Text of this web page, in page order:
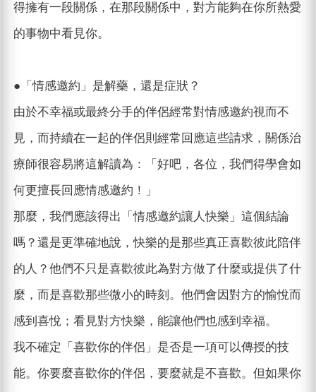
得擁有一段關係，在那段關係中，對方能夠在你所熱愛
的事物中看見你。
●「情感邀約」是解藥，還是症狀？
由於不幸福或最終分手的伴侶經常對情感邀約視而不
見，而持續在一起的伴侶則經常回應這些請求，關係治
療師很容易將這解讀為：「好吧，各位，我們得學會如
何更擅長回應情感邀約！」
那麼，我們應該得出「情感邀約讓人快樂」這個結論
嗎？還是更準確地說，快樂的是那些真正喜歡彼此陪伴
的人？他們不只是喜歡彼此為對方做了什麼或提供了什
麼，而是喜歡那些微小的時刻。他們會因對方的愉悅而
感到喜悅；看見對方快樂，能讓他們也感到幸福。
我不確定「喜歡你的伴侶」是否是一項可以傳授的技
能。你要麼喜歡你的伴侶，要麼就是不喜歡。但如果你